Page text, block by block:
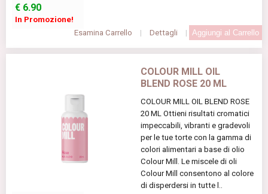
€ 6.90
In Promozione!
Esamina Carrello
| Dettagli |
COLOUR MILL OIL
BLEND ROSE 20 ML
COLOUR MILL OIL BLEND ROSE
20 ML Ottieni risultati cromatici
impeccabili, vibranti e gradevoli
per le tue torte con la gamma di
colori alimentari a base di olio
Colour Mill. Le miscele di oli
Colour Mill consentono al colore
di disperdersi in tutte l..